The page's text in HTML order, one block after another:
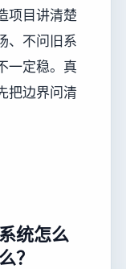
项目讲清楚
、不问旧系
一定稳。真
把边界问清
统怎么
？